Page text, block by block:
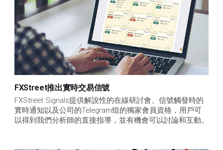
FXStreet推出實時交易信號
FXStreet Signals提供解說性的在線研討會、信號觸發時的
實時通知以及公司的Telegram组的獨家會員資格，用戶可
以得到我們分析師的直接指導，並有機會可以討論和互動。